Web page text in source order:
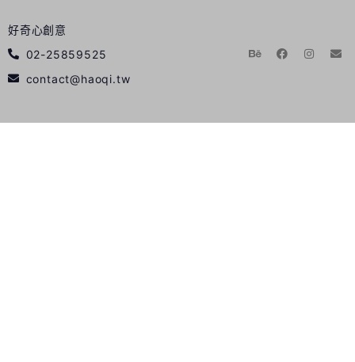
好奇心創意
02-25859525
contact@haoqi.tw